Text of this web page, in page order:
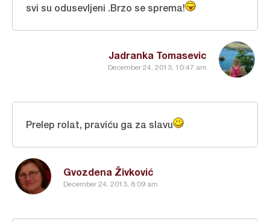
Jadranka Tomasevic
December 24, 2013, 10:47 am
svi su odusevljeni .Brzo se sprema!
Gvozdena Živković
December 24, 2013, 8:09 am
Prelep rolat, praviću ga za slavu